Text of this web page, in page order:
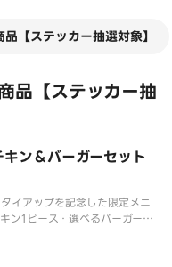
【ステッカー抽選対象】
品【ステッカー抽
ン＆バーガーセット
イアップを記念した限定メニ
ン1ピース・選べるバーガー1